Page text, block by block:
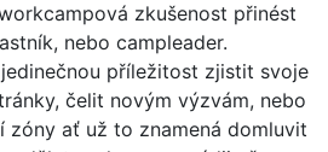
zkušenost přinést
nebo campleader.
příležitost zjistit svoje
čelit novým výzvám, nebo
ať už to znamená domluvit